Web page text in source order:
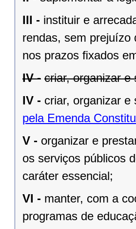
III - instituir e
rendas, sem prejuízo
nos prazos ﬁxados
IV - criar, organizar e
IV - criar, organizar e
pela Emenda
V - organizar e
os serviços públicos
caráter essencial;
VI - manter, com a
programas de